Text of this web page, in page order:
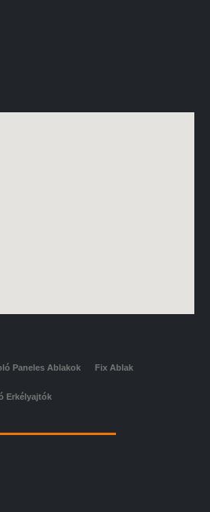
Paneles Ablakok Fix Ablak
Erkélyajtók